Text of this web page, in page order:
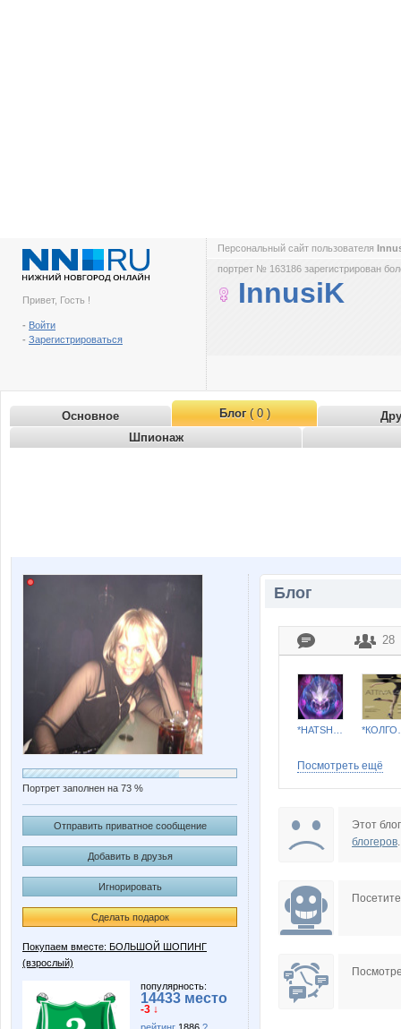
Привет, Гость !
- Войти
- Зарегистрироваться
Персональный сайт пользователя
портрет № 163186 зарегистрирован
InnusiK
Основное Блог( 0 )
Шпионаж
Портрет заполнен на 73 %
Отправить приватное сообщение
Добавить в друзья
Игнорировать
Сделать подарок
Покупаем вместе: БОЛЬШОЙ ШОПИНГ
(взрослый)
популярность:
14433 место
-3 ↓
Блог
28
Oboroteny
ViAn XMSX
Посмотреть ещё
Этот
блогеров.